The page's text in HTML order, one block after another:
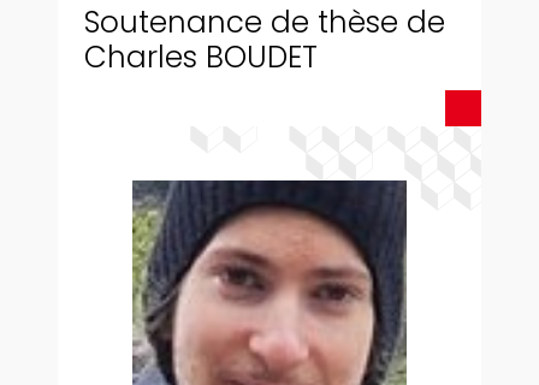
Soutenance de thèse de
Charles BOUDET